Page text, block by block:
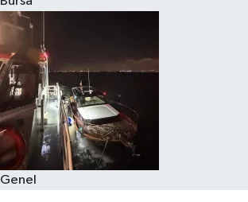
Genel
Sağlık
Dünya
Magazin